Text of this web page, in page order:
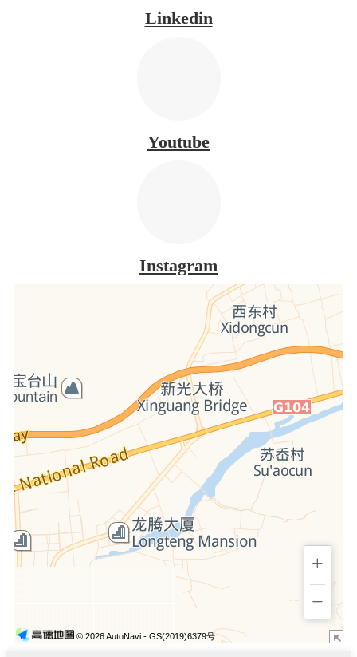
Linkedin
Youtube
Instagram
+
−
© 2026 AutoNavi - GS(2019)6379号